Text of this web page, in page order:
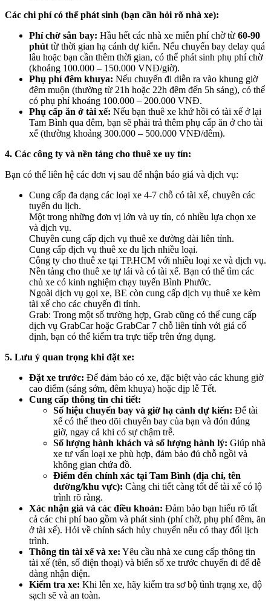
Các chi phí có thể phát sinh (bạn cần hỏi rõ nhà xe):
Phí chờ sân bay: Hầu hết các nhà xe miễn phí chờ từ 60-90
phút từ thời gian hạ cánh dự kiến. Nếu chuyến bay delay quá
lâu hoặc bạn cần thêm thời gian, có thể phát sinh phụ phí chờ
(khoảng 100.000 – 150.000 VNĐ/giờ).
Phụ phí đêm khuya: Nếu chuyến đi diễn ra vào khung giờ
đêm muộn (thường từ 21h hoặc 22h đêm đến 5h sáng), có thể
có phụ phí khoảng 100.000 – 200.000 VNĐ.
Phụ cấp ăn ở tài xế: Nếu bạn thuê xe khứ hồi có tài xế ở lại
Tam Bình qua đêm, bạn sẽ phải trả thêm phụ cấp ăn ở cho tài
xế (thường khoảng 300.000 – 500.000 VNĐ/đêm).
4. Các công ty và nền tảng cho thuê xe uy tín:
Bạn có thể liên hệ các đơn vị sau để nhận báo giá và dịch vụ:
Cung cấp đa dạng các loại xe 4-7 chỗ có tài xế, chuyên các
tuyến du lịch.
Một trong những đơn vị lớn và uy tín, có nhiều lựa chọn xe
và dịch vụ.
Chuyên cung cấp dịch vụ thuê xe đường dài liên tỉnh.
Cung cấp dịch vụ thuê xe du lịch nhiều loại.
Công ty cho thuê xe tại TP.HCM với nhiều loại xe và dịch vụ.
Nền tảng cho thuê xe tự lái và có tài xế. Bạn có thể tìm các
chủ xe có kinh nghiệm chạy tuyến Bình Phước.
Ngoài dịch vụ gọi xe, BE còn cung cấp dịch vụ thuê xe kèm
tài xế cho các chuyến đi tỉnh.
Grab: Trong một số trường hợp, Grab cũng có thể cung cấp
dịch vụ GrabCar hoặc GrabCar 7 chỗ liên tỉnh với giá cố
định, bạn có thể kiểm tra trực tiếp trên ứng dụng.
5. Lưu ý quan trọng khi đặt xe:
Đặt xe trước: Để đảm bảo có xe, đặc biệt vào các khung giờ
cao điểm (sáng sớm, đêm khuya) hoặc dịp lễ Tết.
Cung cấp thông tin chi tiết:
Số hiệu chuyến bay và giờ hạ cánh dự kiến: Để tài
xế có thể theo dõi chuyến bay của bạn và đón đúng
giờ, ngay cả khi có sự chậm trễ.
Số lượng hành khách và số lượng hành lý: Giúp nhà
xe tư vấn loại xe phù hợp, đảm bảo đủ chỗ ngồi và
không gian chứa đồ.
Điểm đến chính xác tại Tam Bình (địa chỉ, tên
đường/khu vực): Càng chi tiết càng tốt để tài xế có lộ
trình rõ ràng.
Xác nhận giá và các điều khoản: Đảm bảo bạn hiểu rõ tất
cả các chi phí bao gồm và phát sinh (phí chờ, phụ phí đêm, ăn
ở tài xế). Hỏi về chính sách hủy chuyến nếu có thay đổi lịch
trình.
Thông tin tài xế và xe: Yêu cầu nhà xe cung cấp thông tin
tài xế (tên, số điện thoại) và biển số xe trước chuyến đi để dễ
dàng nhận diện.
Kiểm tra xe: Khi lên xe, hãy kiểm tra sơ bộ tình trạng xe, độ
sạch sẽ và an toàn.